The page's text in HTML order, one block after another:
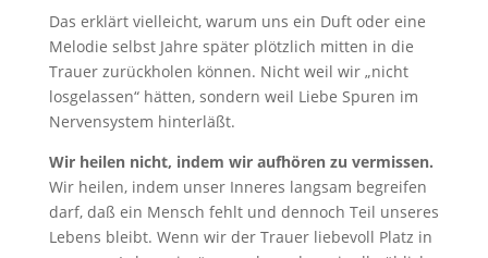
Das erklärt vielleicht, warum uns ein Duft oder eine
Melodie selbst Jahre später plötzlich mitten in die
Trauer zurückholen können. Nicht weil wir „nicht
losgelassen“ hätten, sondern weil Liebe Spuren im
Nervensystem hinterläßt.
Wir heilen nicht, indem wir aufhören zu vermissen.
Wir heilen, indem unser Inneres langsam begreifen
darf, daß ein Mensch fehlt und dennoch Teil unseres
Lebens bleibt. Wenn wir der Trauer liebevoll Platz in